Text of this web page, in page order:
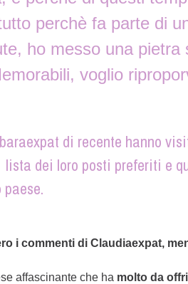
perchè fa parte di
ho messo una
voglio
di recente hanno
dei loro posti preferiti e
i commenti di Claudiaexpat,
affascinante che ha molto da